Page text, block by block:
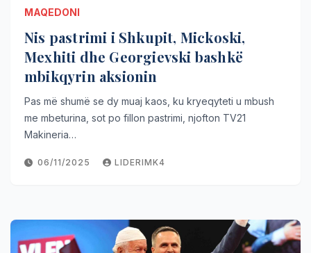
MAQEDONI
Nis pastrimi i Shkupit, Mickoski,
Mexhiti dhe Georgievski bashkë
mbikqyrin aksionin
Pas më shumë se dy muaj kaos, ku kryeqyteti u mbush
me mbeturina, sot po fillon pastrimi, njofton TV21
Makineria…
06/11/2025 LIDERIMK4